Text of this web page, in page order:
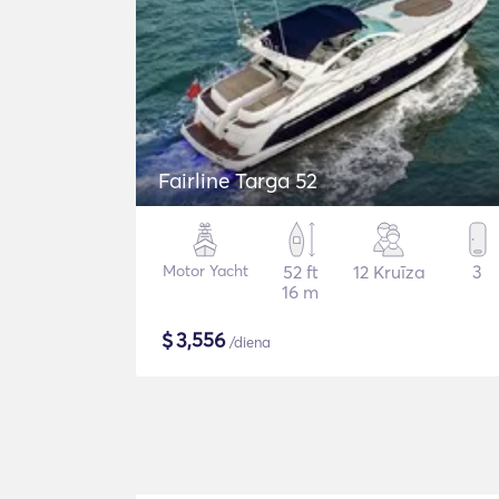
Fairline Targa 52
Motor Yacht
52 ft
16 m
12 Kruīza 3
$3,556/diena